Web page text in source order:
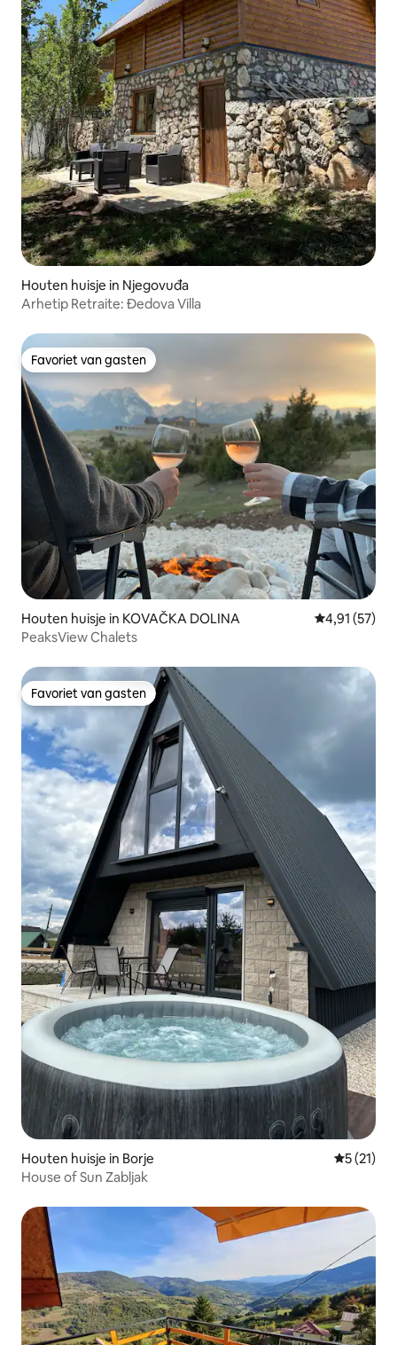
Houten huisje in Njegovuđa
Arhetip Retraite: Đedova Villa
Favoriet van gasten
Favoriet van gasten
Houten huisje in KOVAČKA DOLINA Gemiddelde
4,91 (57)
PeaksView Chalets
Favoriet van gasten
Favoriet van gasten
Houten huisje in Borje
5 (21)
House of Sun Zabljak